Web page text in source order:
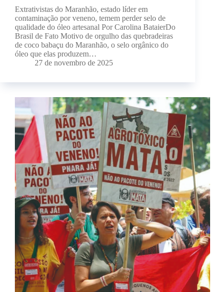
Extrativistas do Maranhão, estado líder em
contaminação por veneno, temem perder selo de
qualidade do óleo artesanal Por Carolina BataierDo
Brasil de Fato Motivo de orgulho das quebradeiras
de coco babaçu do Maranhão, o selo orgânico do
óleo que elas produzem…
27 de novembro de 2025